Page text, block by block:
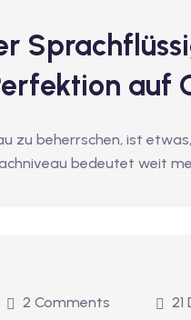
auf
zu beherrschen, ist
bedeutet weit
2 Comments 21